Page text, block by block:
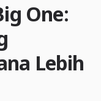
One:
Lebih